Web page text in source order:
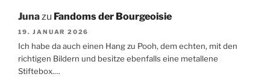
Junazu Fandoms der Bourgeoisie
19. JANUAR 2026
Ich habe da auch einen Hang zu Pooh, dem echten, mit den
richtigen Bildern und besitze ebenfalls eine metallene
Stiftebox.…